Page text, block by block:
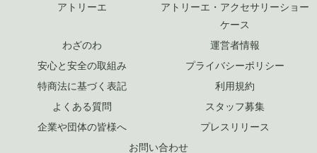
アトリーエ
アトリーエ・アクセサリーショー
ケース
わざのわ
運営者情報
安心と安全の取組み
プライバシーポリシー
特商法に基づく表記
利用規約
よくある質問
スタッフ募集
企業や団体の皆様へ
プレスリリース
お問い合わせ